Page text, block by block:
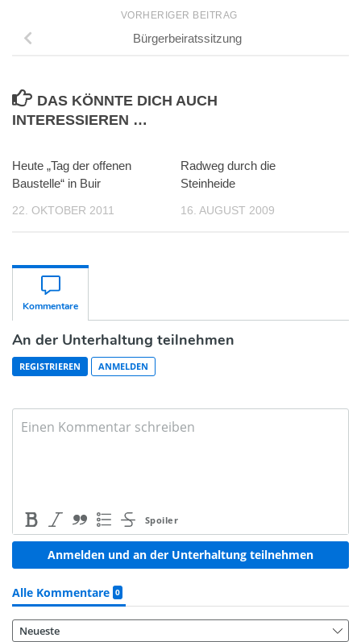
VORHERIGER BEITRAG
Bürgerbeiratssitzung
DAS KÖNNTE DICH AUCH
INTERESSIEREN …
Heute „Tag der offenen
Baustelle“ in Buir
22. OKTOBER 2011
Radweg durch die
Steinheide
16. AUGUST 2009